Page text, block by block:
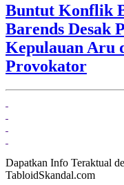
Buntut Konflik
Barends Desak
Kepulauan Aru
Provokator
Dapatkan Info Teraktual
TabloidSkandal.com